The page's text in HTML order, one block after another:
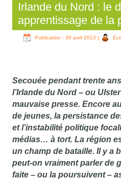
Irlande du Nord : le
apprentissage de la
Publication : 30 avril 2013 |
Secouée pendant trente
l’Irlande du Nord – ou
mauvaise presse. Encore
de jeunes, la persistance
et l’instabilité politique
médias… à tort. La région
un champ de bataille. Il y a
peut-on vraiment parler de
faite – ou la poursuivent –